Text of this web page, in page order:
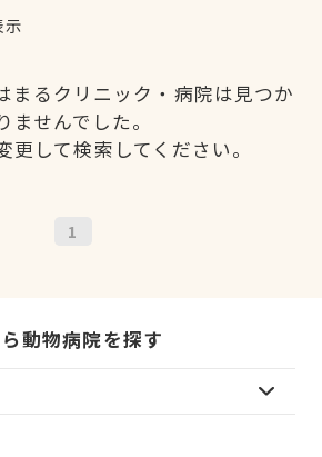
示
まるクリニック・病院は見つか
ませんでした。
更して検索してください。
1
動物病院を探す